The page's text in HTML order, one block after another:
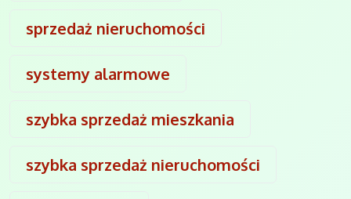
sprzedaż nieruchomości
systemy alarmowe
szybka sprzedaż mieszkania
szybka sprzedaż nieruchomości